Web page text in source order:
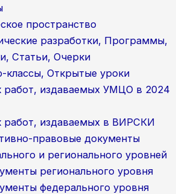
пространство
разработки, Программы,
Статьи, Очерки
классы, Открытые уроки
работ, издаваемых УМЦО в 2024
работ, издаваемых в ВИРСКИ
правовые документы
и регионального уровней
регионального уровня
федерального уровня